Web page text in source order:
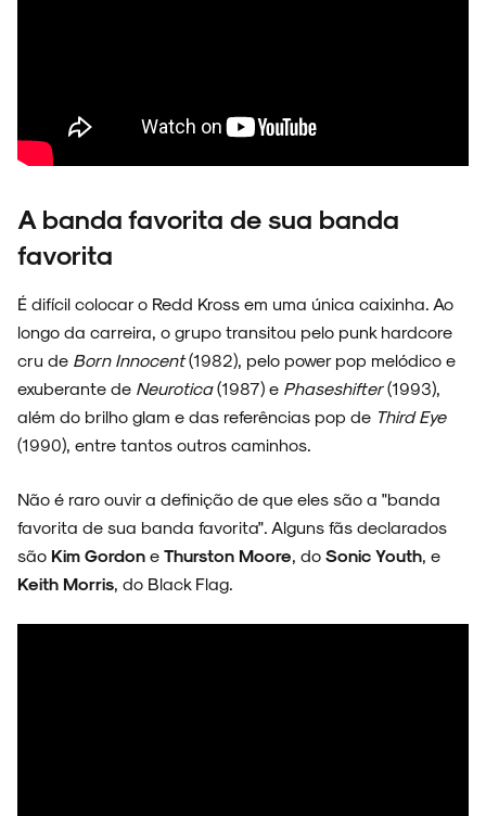
A banda favorita de sua banda
favorita
É difícil colocar o Redd Kross em uma única caixinha. Ao
longo da carreira, o grupo transitou pelo punk hardcore
cru de Born Innocent(1982), pelo power pop melódico e
exuberante de Neurotica(1987) e Phaseshifter(1993),
além do brilho glam e das referências pop de Third Eye
(1990), entre tantos outros caminhos.
Não é raro ouvir a definição de que eles são a "banda
favorita de sua banda favorita". Alguns fãs declarados
são Kim Gordon e Thurston Moore, do Sonic Youth, e
Keith Morris, do Black Flag.